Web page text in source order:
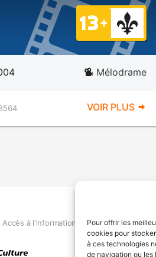
Pour offrir les
cookies pour
à ces technologies
de navigation ou les
Mélodrame
VOIR PLUS
Accès à l'information Déclaration de